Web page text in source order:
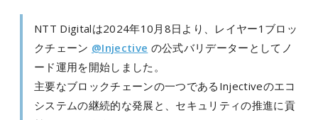
NTT Digitalは2024年10月8日より、レイヤー1ブロッ
クチェーン @Injective の公式バリデーターとしてノ
ード運用を開始しました。
主要なブロックチェーンの一つであるInjectiveのエコ
システムの継続的な発展と、セキュリティの推進に貢